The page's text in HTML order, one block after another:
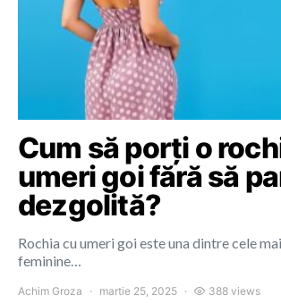
Cum să porți o
umeri goi fără să
dezgolită?
Rochia cu umeri goi este una dintre cele
feminine…
Achim Groza martie 25, 2025 388 views